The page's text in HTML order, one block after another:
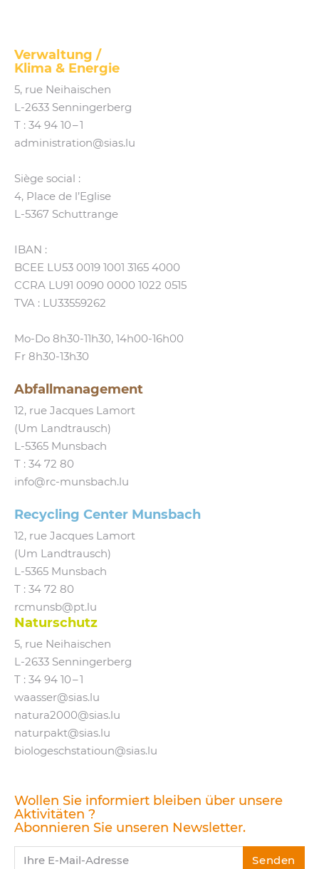
Verwaltung /
Klima & Energie
5, rue Neihaischen
L‑2633 Senningerberg
T : 34 94 10 – 1
administration@​sias.​lu
Siège social :
4, Place de l’Eglise
L‑5367 Schuttrange
IBAN :
BCEE LU53 0019 1001 3165 4000
CCRA LU91 0090 0000 1022 0515
TVA : LU33559262
Mo-Do 8h30-11h30, 14h00-16h00
Fr 8h30-13h30
Abfallmanagement
12, rue Jacques Lamort
(Um Landtrausch)
L‑5365 Munsbach
T : 34 72 80
info@​rc-​munsbach.​lu
Recycling Center Munsbach
12, rue Jacques Lamort
(Um Landtrausch)
L‑5365 Munsbach
T : 34 72 80
rcmunsb@​pt.​lu
Naturschutz
5, rue Neihaischen
L‑2633 Senningerberg
T : 34 94 10 – 1
waasser@​sias.​lu
natura2000@​sias.​lu
naturpakt@​sias.​lu
biologeschstatioun@​sias.​lu
Wollen Sie informiert bleiben über unsere
Aktivitäten ?
Abonnieren Sie unseren Newsletter.
Ihre E-Mail-Adresse Senden